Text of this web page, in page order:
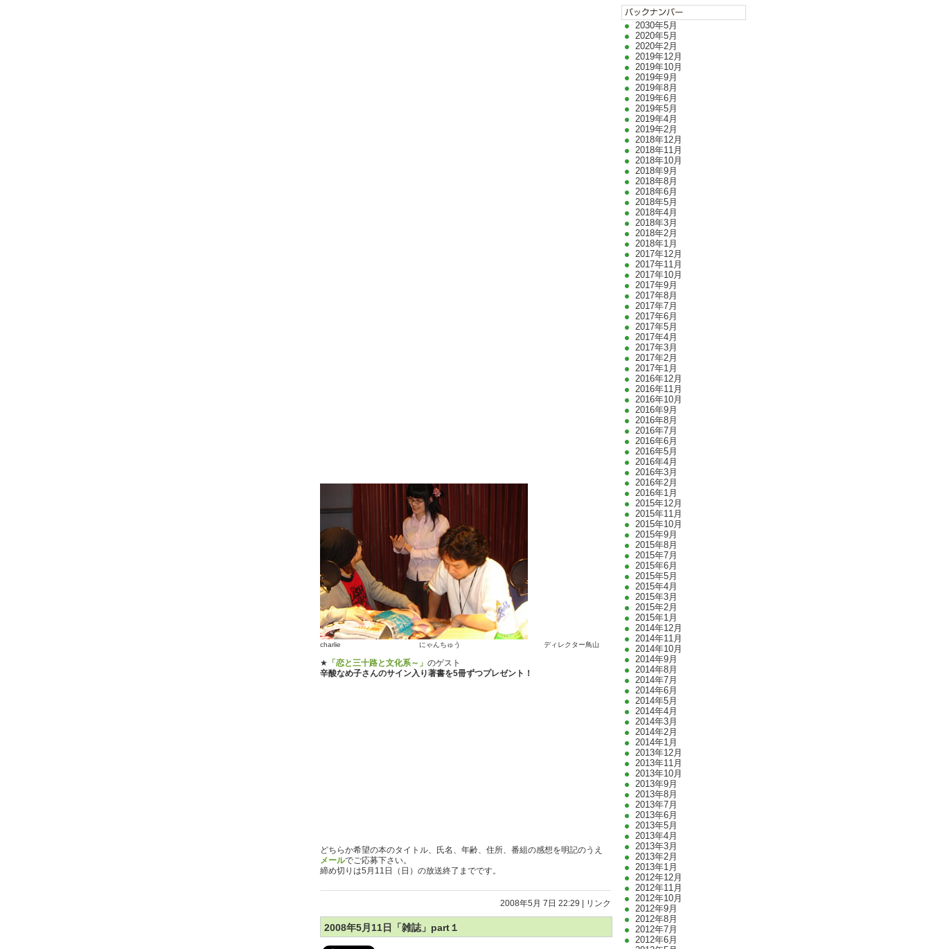
2030年5月
2020年5月
2020年2月
2019年12月
2019年10月
2019年9月
2019年8月
2019年6月
2019年5月
2019年4月
2019年2月
2018年12月
2018年11月
2018年10月
2018年9月
2018年8月
2018年6月
2018年5月
2018年4月
2018年3月
2018年2月
2018年1月
2017年12月
2017年11月
2017年10月
2017年9月
2017年8月
2017年7月
2017年6月
2017年5月
2017年4月
2017年3月
2017年2月
2017年1月
2016年12月
2016年11月
2016年10月
2016年9月
2016年8月
2016年7月
2016年6月
2016年5月
2016年4月
2016年3月
2016年2月
2016年1月
2015年12月
2015年11月
2015年10月
2015年9月
2015年8月
2015年7月
2015年6月
2015年5月
2015年4月
2015年3月
2015年2月
2015年1月
2014年12月
2014年11月
2014年10月
2014年9月
2014年8月
2014年7月
2014年6月
2014年5月
2014年4月
2014年3月
2014年2月
2014年1月
2013年12月
2013年11月
2013年10月
2013年9月
2013年8月
2013年7月
2013年6月
2013年5月
2013年4月
2013年3月
2013年2月
2013年1月
2012年12月
2012年11月
2012年10月
2012年9月
2012年8月
2012年7月
2012年6月
charlie にゃんちゅう ディレクター鳥山
★ 「恋と三十路と文化系～」 のゲスト
辛酸なめ子さんのサイン入り著書を5冊ずつプレゼント！
どちらか希望の本のタイトル、氏名、年齢、住所、番組の感想を明記のうえ
メールでご応募下さい。
締め切りは5月11日（日）の放送終了までです。
2008年5月 7日 22:29 リンク
2008年5月11日「雑誌」part１